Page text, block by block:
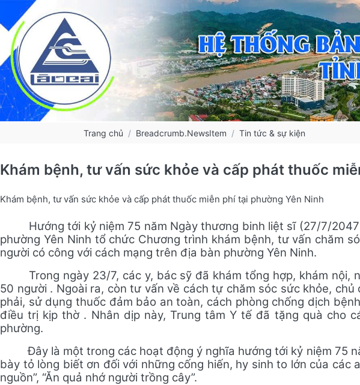
Trang chủ Breadcrumb.NewsItem Tin tức & sự kiện
Khám bệnh, tư vấn sức khỏe và cấp phát thuốc
Khám bệnh, tư vấn sức khỏe và cấp phát thuốc miễn phí tại phường Yên Ninh
Hướng tới kỷ niệm 75 năm Ngày thương binh liệt sĩ (27/7/
phường Yên Ninh tổ chức Chương trình khám bệnh, tư vấn chăm
người có công với cách mạng trên địa bàn phường Yên Ninh.
Trong ngày 23/7, các y, bác sỹ đã khám tổng hợp, khám nội,
50 người . Ngoài ra, còn tư vấn về cách tự chăm sóc sức khỏe,
phải, sử dụng thuốc đảm bảo an toàn, cách phòng chống dịch
điều trị kịp thờ . Nhân dịp này, Trung tâm Y tế đã tặng quà cho
phường.
Đây là một trong các hoạt động ý nghĩa hướng tới kỷ niệm 75
bày tỏ lòng biết ơn đối với những cống hiến, hy sinh to lớn của
nguồn”, “Ăn quả nhớ người trồng cây”.